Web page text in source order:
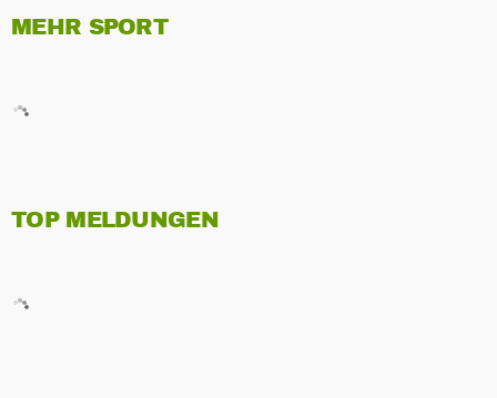
MEHR SPORT
TOP MELDUNGEN